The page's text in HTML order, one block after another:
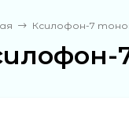
Ксилофон-7